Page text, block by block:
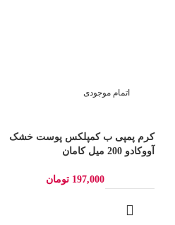
اتمام موجودی
کرم پمپی ب کمپلکس پوست خشک
آووکادو 200 میل کامان
197,000 تومان